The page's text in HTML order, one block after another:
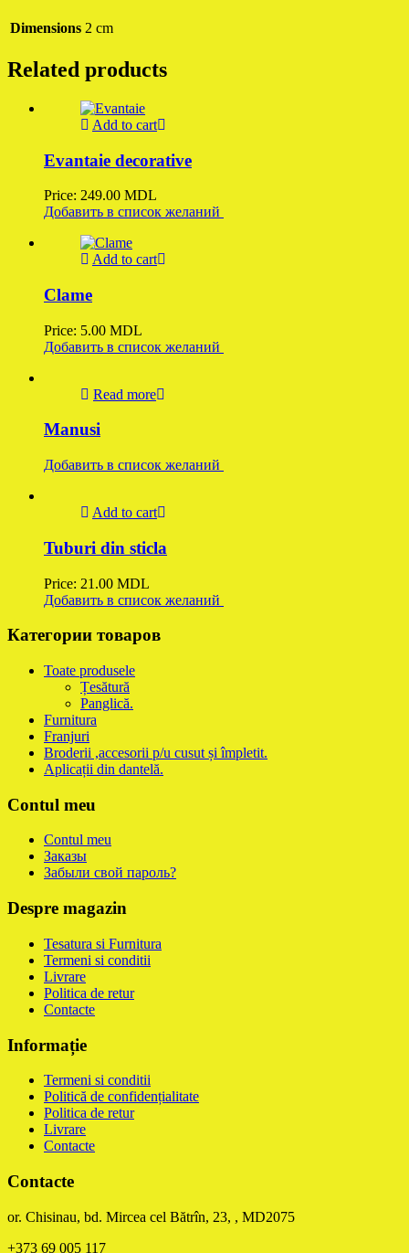
Dimensions 2 cm
Related products
Add to cart
Evantaie decorative
Price: 249.00 MDL
Добавить в список желаний
Add to cart
Clame
Price: 5.00 MDL
Добавить в список желаний
Read more
Manusi
Добавить в список желаний
Add to cart
Tuburi din sticla
Price: 21.00 MDL
Добавить в список желаний
Категории товаров
Toate produsele
Țesătură
Panglică.
Furnitura
Franjuri
Broderii ,accesorii p/u cusut și împletit.
Aplicații din dantelă.
Contul meu
Contul meu
Заказы
Забыли свой пароль?
Despre magazin
Tesatura si Furnitura
Termeni si conditii
Livrare
Politica de retur
Contacte
Informație
Termeni si conditii
Politică de confidențialitate
Politica de retur
Livrare
Contacte
Contacte
or. Chisinau, bd. Mircea cel Bătrîn, 23, , MD2075
+373 69 005 117